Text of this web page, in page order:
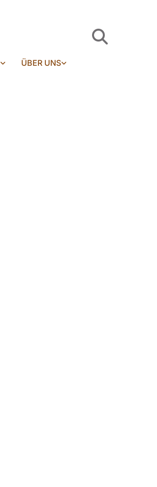
ÜBER UNS